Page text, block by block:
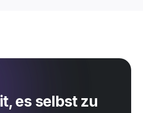
es selbst zu